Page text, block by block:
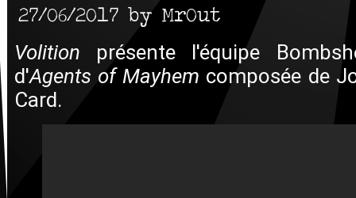
27/06/2017 by MrOut
Volition présente l'équipe
d'Agents of Mayhem composée de
Card.